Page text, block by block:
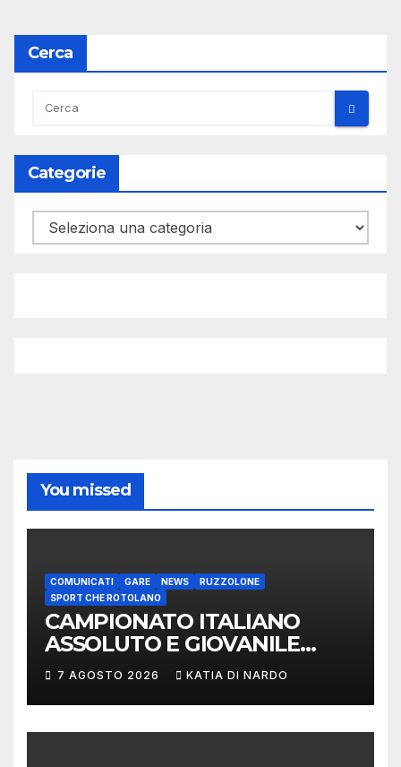
Cerca
Categorie
Categorie
You missed
COMUNICATI GARE NEWS
RUZZOLONE
SPORT CHE ROTOLANO
CAMPIONATO ITALIANO
ASSOLUTO E GIOVANILE
LANCIO DEL RUZZOLONE
7 AGOSTO 2026 KATIA DI NARDO